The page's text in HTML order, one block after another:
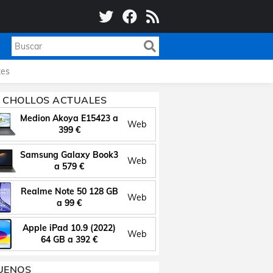
CHOLLOS ACTUALES
Medion Akoya E15423 a
399 €
Web
Samsung Galaxy Book3
a 579 €
Web
Realme Note 50 128 GB
a 99 €
Web
Apple iPad 10.9 (2022)
64 GB a 392 €
Web